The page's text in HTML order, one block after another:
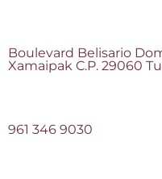
Boulevard Belisario
Xamaipak C.P. 29060
961 346 9030